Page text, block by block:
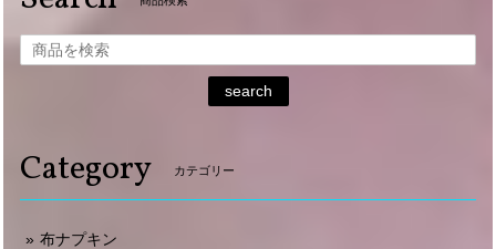
search
Category カテゴリー
布ナプキン